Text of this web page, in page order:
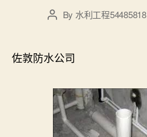
PostBy 水利工程54485818
佐敦防水公司